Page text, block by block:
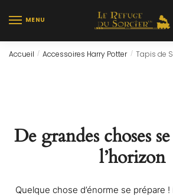
MENU
Accueil / Accessoires Harry Potter / Tapis de
De grandes choses
l’horizon
Quelque chose d’énorme se prépare